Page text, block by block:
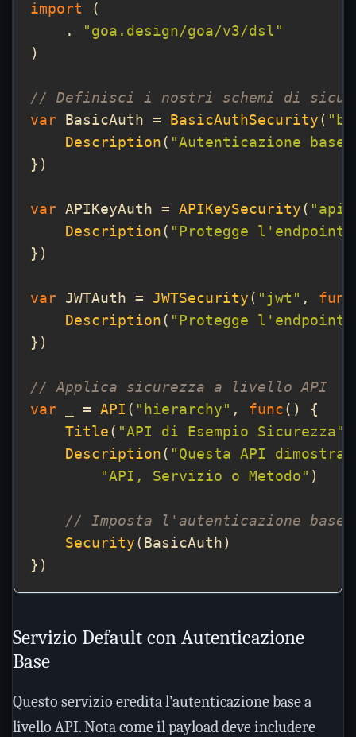
import
    .
"goa.design/goa/v3/dsl"
// Definisci i nostri schemi di
var BasicAuth = BasicAuthSecurity (
Description ( "Autenticazione base"
var APIKeyAuth = APIKeySecurity (
Description ( "Protegge l'endpoint
var JWTAuth = JWTSecurity ( "jwt" , func
Description ( "Protegge l'endpoint
// Applica sicurezza a livello API
var _ = API ( "hierarchy" , func
Title ( "API di Esempio Sicurezza"
Description ( "Questa API
"API, Servizio o Metodo"
// Imposta l'autenticazione base
Security
Servizio Default con Autenticazione
Base
Questo servizio eredita l’autenticazione base a
livello API. Nota come il payload deve includere